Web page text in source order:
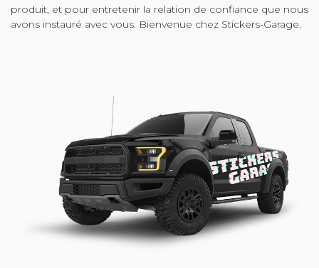
produit, et pour entretenir la relation de confiance que nous
avons instauré avec vous. Bienvenue chez Stickers-Garage.